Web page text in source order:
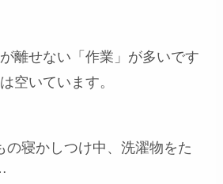
離せない「作業」が多いです
空いています。
の寝かしつけ中、洗濯物をた